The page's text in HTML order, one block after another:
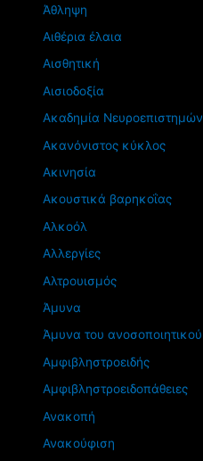
Άθληψη
Αιθέρια έλαια
Αισθητική
Αισιοδοξία
Ακαδημία Νευροεπιστημών
Ακανόνιστος κύκλος
Ακινησία
Ακουστικά βαρηκοΐας
Αλκοόλ
Αλλεργίες
Αλτρουισμός
Άμυνα
Άμυνα του ανοσοποιητικού
Αμφιβληστροειδής
Αμφιβληστροειδοπάθειες
Ανακοπή
Ανακούφιση